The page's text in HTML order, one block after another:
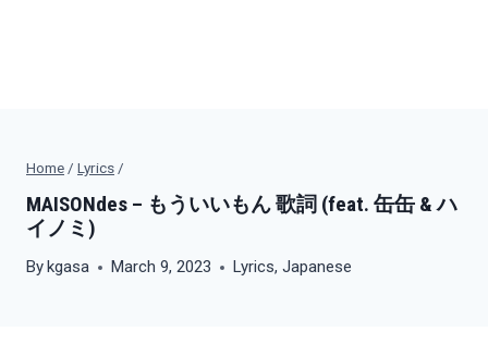
Home / Lyrics /
MAISONdes – もういいもん 歌詞 (feat. 缶缶 & ハ
イノミ)
Bykgasa March 9, 2023 Lyrics,Japanese